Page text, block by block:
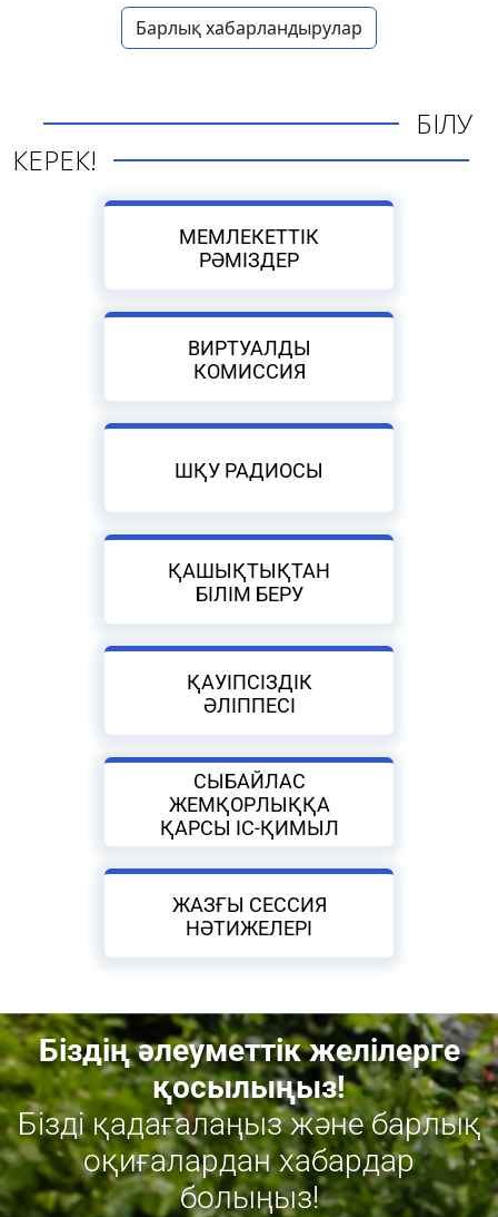
Барлық хабарландырулар
БІЛУ
КЕРЕК!
МЕМЛЕКЕТТІК
РӘМІЗДЕР
ВИРТУАЛДЫ
КОМИССИЯ
ШҚУ РАДИОСЫ
ҚАШЫҚТЫҚТАН
БІЛІМ БЕРУ
ҚАУІПСІЗДІК
ӘЛІППЕСІ
СЫБАЙЛАС
ЖЕМҚОРЛЫҚҚА
ҚАРСЫ ІС-ҚИМЫЛ
ЖАЗҒЫ СЕССИЯ
НӘТИЖЕЛЕРІ
Біздің әлеуметтік желілерге
қосылыңыз!
Бізді қадағалаңыз және барлық
оқиғалардан хабардар
болыңыз!